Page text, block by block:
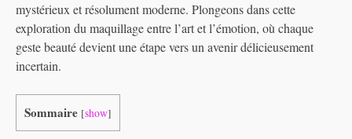
mystérieux et résolument moderne. Plongeons dans cette
exploration du maquillage entre l’art et l’émotion, où chaque
geste beauté devient une étape vers un avenir délicieusement
incertain.
Sommaire [show]